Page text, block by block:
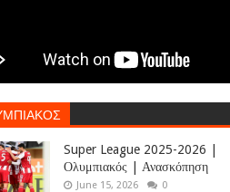
Super League 2025-2026 |
Ολυμπιακός | Ανασκόπηση
June 15, 2026 0